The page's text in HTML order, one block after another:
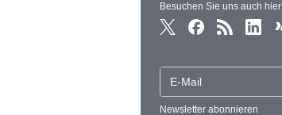
Besuchen Sie uns auch hier
Newsletter abonnieren